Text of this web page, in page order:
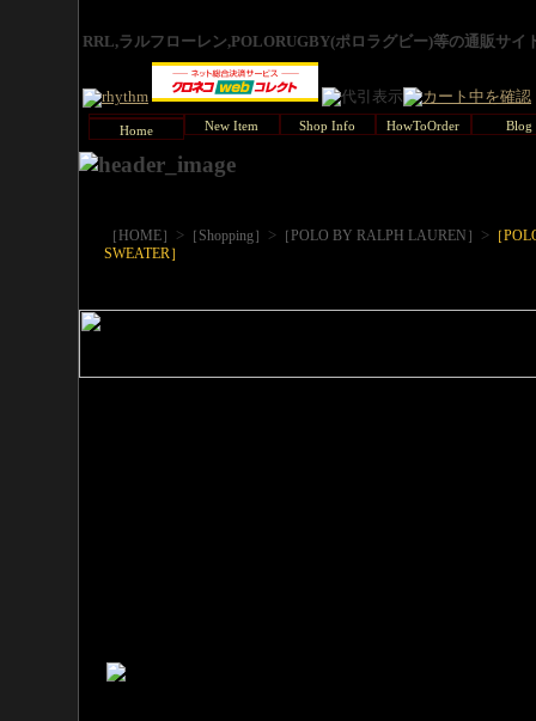
RRL,ラルフローレン,POLORUGBY(ポロラグビー)等の通販サ
Home New Item Shop Info HowToOrder Blog
［HOME］ > ［Shopping］ > ［POLO BY RALPH LAUREN］ > ［
SWEATER］